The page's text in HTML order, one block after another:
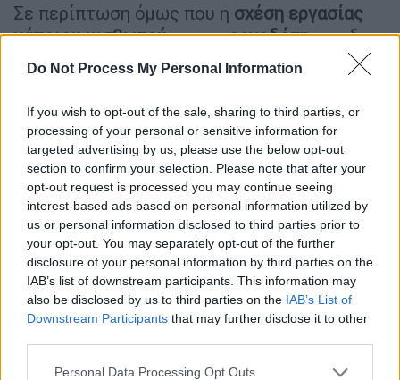
Do Not Process My Personal Information
If you wish to opt-out of the sale, sharing to third parties, or
processing of your personal or sensitive information for
targeted advertising by us, please use the below opt-out
section to confirm your selection. Please note that after your
opt-out request is processed you may continue seeing
interest-based ads based on personal information utilized by
us or personal information disclosed to third parties prior to
your opt-out. You may separately opt-out of the further
disclosure of your personal information by third parties on the
IAB’s list of downstream participants. This information may
also be disclosed by us to third parties on the IAB’s List of
Downstream Participants that may further disclose it to other
Please note that this website/app uses one or more Google
Personal Data Processing Opt Outs
Σε περίπτωση όμως που η σχέση εργασίας
κάποιου μισθωτούμε τονεργοδότητου δεν
είχε διάρκεια ολόκληρο το προαναφερόμενο
χρονικό διάστημα είτε γιατί αποχώρησε
οικειοθελώς από την εργασία του, είτε γιατί
απολύθηκε, δικαιούται να λάβειαναλογία
Δώρουη οποία υπολογίζεται ως εξής:
Προκειμένου για αμειβόμενο μεμισθό, ποσό
ίσο με 1/15 του μισού μηνιαίου μισθού ή ένα
ημερομίσθιο ανάλογα με το συμφωνημένο
τρόπο αμοιβής, για κάθε 8 (οκτώ)
ημερολογιακές ημέρες. Σε περίπτωση που
κάποιος εργαστείλιγότερο από οκτώ
ημέρεςδικαιούται ανάλογο κλάσμα για Δώρο
Πάσχα.